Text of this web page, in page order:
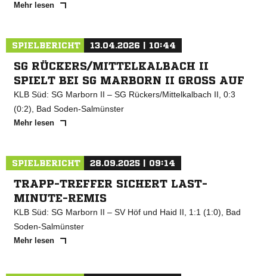
Mehr lesen
SPIELBERICHT 13.04.2026 | 10:44
SG RÜCKERS/MITTELKALBACH II
SPIELT BEI SG MARBORN II GROSS AUF
KLB Süd: SG Marborn II – SG Rückers/Mittelkalbach II, 0:3
(0:2), Bad Soden-Salmünster
Mehr lesen
SPIELBERICHT 28.09.2025 | 09:14
TRAPP-TREFFER SICHERT LAST-
MINUTE-REMIS
KLB Süd: SG Marborn II – SV Höf und Haid II, 1:1 (1:0), Bad
Soden-Salmünster
Mehr lesen